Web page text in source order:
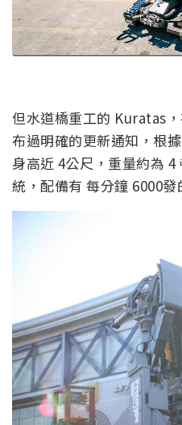
但水道橋重工的 Kuratas
布過明確的更新通知，根
身高近 4公尺，重量約為
統，配備有 每分鐘 6000發